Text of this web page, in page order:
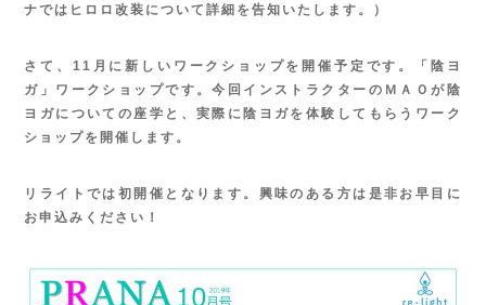
ナではヒロロ改装について詳細を告知いたします。）
さて、11月に新しいワークショップを開催予定です。「陰ヨ
ガ」ワークショップです。今回インストラクターのＭＡＯが陰
ヨガについての座学と、実際に陰ヨガを体験してもらうワーク
ショップを開催します。
リライトでは初開催となります。興味のある方は是非お早目に
お申込みください！